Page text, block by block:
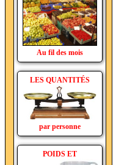
Au fil des mois
LES QUANTITÉS
par personne
POIDS ET